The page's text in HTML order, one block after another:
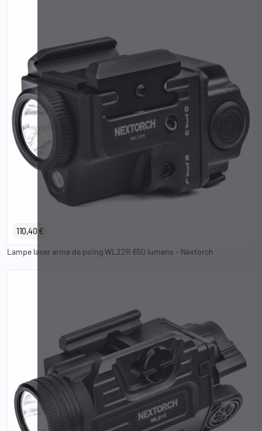
110,40 €
Lampe laser arme de poing WL22R 650 lumens - Nextorch